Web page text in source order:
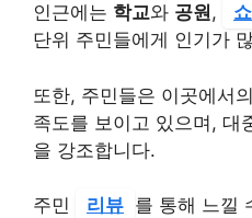
인근에는 학교와 공원,
단위 주민들에게 인기가
또한, 주민들은 이곳에서의
족도를 보이고 있으며, 대
을 강조합니다.
주민 리뷰 를 통해 느낄